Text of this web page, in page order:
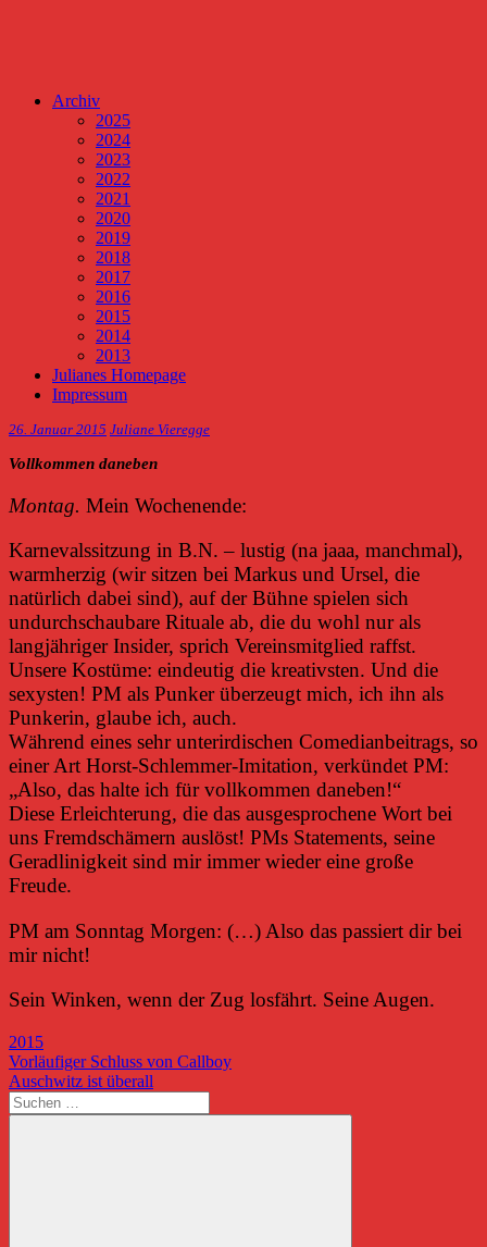
Archiv
2025
2024
2023
2022
2021
2020
2019
2018
2017
2016
2015
2014
2013
Julianes Homepage
Impressum
26. Januar 2015 Juliane Vieregge
Vollkommen daneben
Montag. Mein Wochenende:
Karnevalssitzung in B.N. – lustig (na jaaa, manchmal),
warmherzig (wir sitzen bei Markus und Ursel, die
natürlich dabei sind), auf der Bühne spielen sich
undurchschaubare Rituale ab, die du wohl nur als
langjähriger Insider, sprich Vereinsmitglied raffst.
Unsere Kostüme: eindeutig die kreativsten. Und die
sexysten! PM als Punker überzeugt mich, ich ihn als
Punkerin, glaube ich, auch.
Während eines sehr unterirdischen Comedianbeitrags, so
einer Art Horst-Schlemmer-Imitation, verkündet PM:
„Also, das halte ich für vollkommen daneben!“
Diese Erleichterung, die das ausgesprochene Wort bei
uns Fremdschämern auslöst! PMs Statements, seine
Geradlinigkeit sind mir immer wieder eine große
Freude.
PM am Sonntag Morgen: (…) Also das passiert dir bei
mir nicht!
Sein Winken, wenn der Zug losfährt. Seine Augen.
2015
Beitragsnavigation
Vorheriger
Beitrag:
Vorläufiger Schluss von Callboy
Nächster
Beitrag:
Auschwitz ist überall
Suchen
nach: